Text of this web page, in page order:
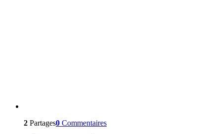
2 Partages0 Commentaires